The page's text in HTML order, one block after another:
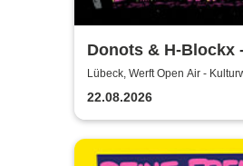
Donots & H-Blockx
Airs 2026
Lübeck, Werft Open Air -
22.08.2026